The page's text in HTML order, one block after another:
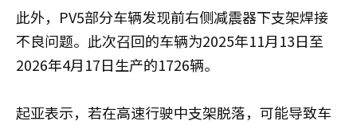
此外，PV5部分车辆发现前右侧减震器下支架焊接
不良问题。此次召回的车辆为2025年11月13日至
2026年4月17日生产的1726辆。
起亚表示，若在高速行驶中支架脱落，可能导致车